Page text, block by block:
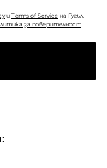
и Terms of Service на Гугъл.
за поверителност